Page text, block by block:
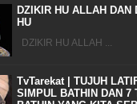
DZIKIR HU ALLAH DAN
HU
DZIKIR HU ALLAH ...
TvTarekat | TUJUH
SIMPUL BATHIN DAN 7